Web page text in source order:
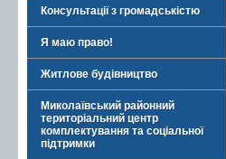
Консультації з громадськістю
Я маю право!
Житлове будівництво
Миколаївський районний
територіальний центр
комплектування та соціальної
підтримки